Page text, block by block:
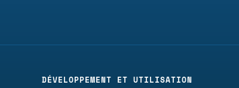
DÉVELOPPEMENT ET UTILISATION